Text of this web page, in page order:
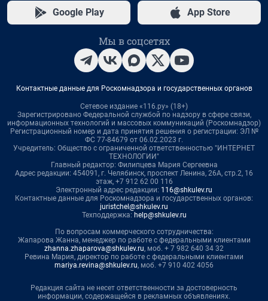
Google Play App Store
Мы в соцсетях
Контактные данные для Роскомнадзора и государственных органов
Сетевое издание «116.ру» (18+)
Зарегистрировано Федеральной службой по надзору в сфере связи,
информационных технологий и массовых коммуникаций (Роскомнадзор)
Регистрационный номер и дата принятия решения о регистрации: ЭЛ №
ФС 77-84679 от 06.02.2023 г.
Учредитель: Общество с ограниченной ответственностью "ИНТЕРНЕТ
ТЕХНОЛОГИИ"
Главный редактор: Филипцева Мария Сергеевна
Адрес редакции: 454091, г. Челябинск, проспект Ленина, 26А, стр.2, 16
этаж, +7 912 62 00 116
Электронный адрес редакции: 116@shkulev.ru
Контактные данные для Роскомнадзора и государственных органов:
juristchel@shkulev.ru
Техподдержка: help@shkulev.ru
По вопросам коммерческого сотрудничества:
Жапарова Жанна, менеджер по работе с федеральными клиентами
zhanna.zhaparova@shkulev.ru, моб. + 7 982 640 34 32
Ревина Мария, директор по работе с федеральными клиентами
mariya.revina@shkulev.ru, моб. +7 910 402 4056
Редакция сайта не несет ответственности за достоверность
информации, содержащейся в рекламных объявлениях.